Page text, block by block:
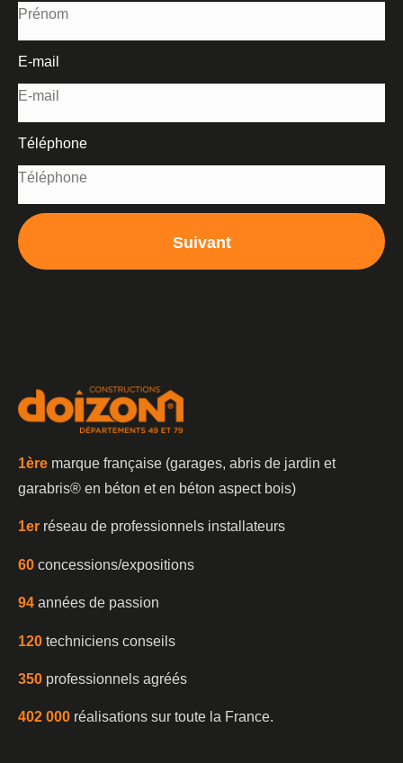
E-mail
Téléphone
Suivant
1ère marque française (garages, abris de jardin et
garabris®️ en béton et en béton aspect bois)
1er réseau de professionnels installateurs
60 concessions/expositions
94 années de passion
120 techniciens conseils
350 professionnels agréés
402 000 réalisations sur toute la France.